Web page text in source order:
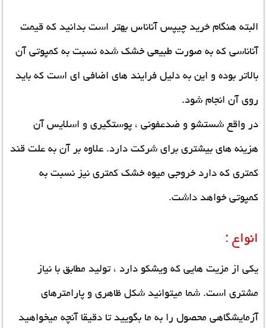
البته هنگام خرید چیپس آناناس بهتر است بدانید که قیمت
آناناسی که به صورت طبیعی خشک شده نسبت به کمپوتی آن
بالاتر بوده و این به دلیل فرایند های اضافی ای است که باید
روی آن انجام شود.
در واقع شستشو و ضدعفونی ، پوستگیری و اسلایس آن
هزینه های بیشتری برای شرکت دارد. علاوه بر آن به علت قند
کمتری که دارد خروجی میوه خشک کمتری نیز نسبت به
کمپوتی خواهد داشت.
انواع :
یکی از مزیت هایی که ویشکو دارد ، تولید مطابق با نیاز
مشتری است. شما میتوانید شکل ظاهری و پارامترهای
آزمایشگاهی محصول را به ما بگویید تا دقیقا آنچه میخواهید